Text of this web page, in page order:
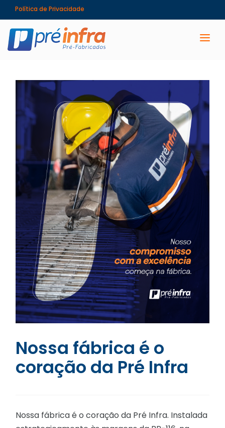
Política de Privacidade
SOLUÇÕES
OBRAS
VANTAGENS
MARCAS QUE CONFIAM
DEPOIMENTOS
NOTÍCIAS
CONTATO
Nossa fábrica é o
coração da Pré Infra
Nossa fábrica é o coração da Pré Infra. Instalada